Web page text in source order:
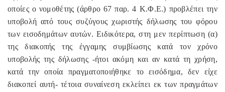
οποίες ο νομοθέτης (άρθρο 67 παρ. 4 Κ.Φ.Ε.) προβλέπει την
υποβολή από τους συζύγους χωριστής δήλωσης του φόρου
των εισοδημάτων αυτών. Ειδικότερα, στη μεν περίπτωση (α)
της διακοπής της έγγαμης συμβίωσης κατά τον χρόνο
υποβολής της δήλωσης -ήτοι ακόμη και αν κατά τη χρήση,
κατά την οποία πραγματοποιήθηκε το εισόδημα, δεν είχε
διακοπεί αυτή- τέτοια συναίνεση εκλείπει εκ των πραγμάτων